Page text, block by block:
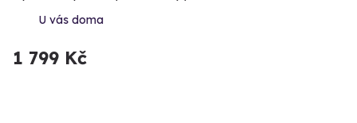
U vás doma
1 799 Kč